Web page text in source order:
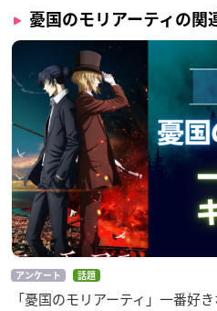
編集：植松淳一
音響監督：はたしょう二
音楽：橘 麻美
アニメーション制作：
【メインキャスト】
ウィリアム・ジェームズ・モリ
アルバート・ジェームズ・モリ
ルイス・ジェームズ・モリアー
セバスチャン・モラン：日野聡
フレッド・ポーロック：上村祐翔
シャーロック・ホームズ：古川
ジョン・H・ワトソン：小野友樹
※敬称略
憂国のモリアーティの関
アンケート 話題
「憂国のモリアーティ」一番好